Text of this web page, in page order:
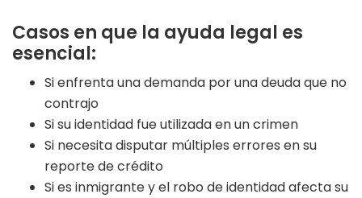
Casos en que la ayuda legal es
esencial:
Si enfrenta una demanda por una deuda que no
contrajo
Si su identidad fue utilizada en un crimen
Si necesita disputar múltiples errores en su
reporte de crédito
Si es inmigrante y el robo de identidad afecta su